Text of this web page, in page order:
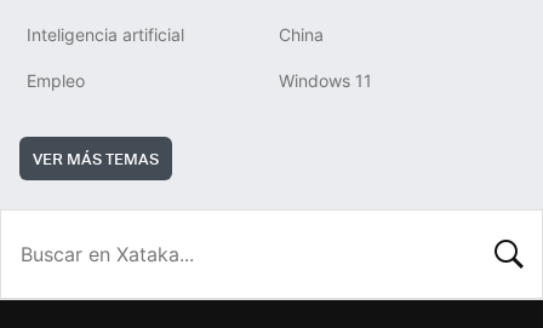
Inteligencia artificial China
Empleo Windows 11
VER MÁS TEMAS